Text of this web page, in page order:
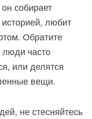
собирает
любит
Обратите
люди часто
или делятся
вещи.
не стесняйтесь